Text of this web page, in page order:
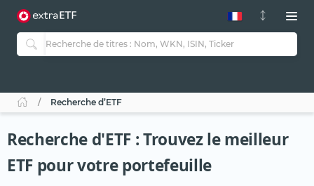
Recherche d’ETF
Recherche d'ETF : Trouvez le meilleur
ETF pour votre portefeuille